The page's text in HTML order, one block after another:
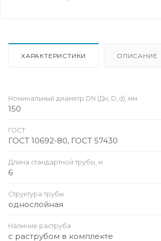
ХАРАКТЕРИСТИКИ ОПИСАНИЕ
Номинальный диаметр DN (Дн, D, d), мм
150
ГОСТ
ГОСТ 10692-80, ГОСТ 57430
Длина стандартной трубы, м
6
Структура трубы
однослойная
Наличие раструба
с раструбом в комплекте